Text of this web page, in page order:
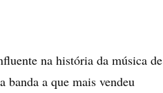
na história da música de
a que mais vendeu